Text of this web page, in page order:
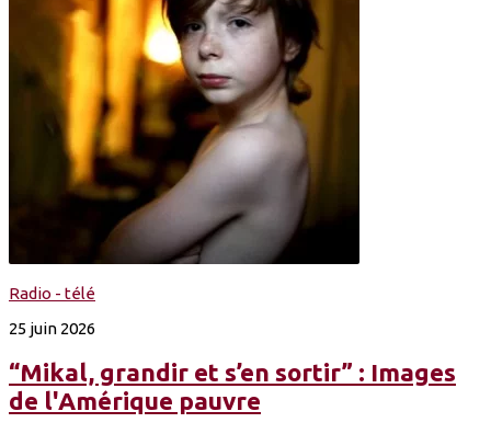
Radio - télé
25 juin 2026
“Mikal, grandir et s’en sortir” : Images
de l'Amérique pauvre